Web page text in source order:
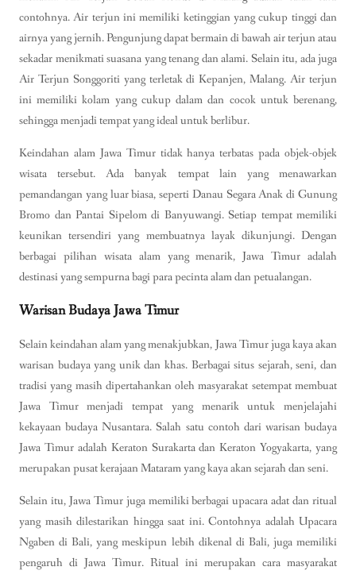
contohnya. Air terjun ini memiliki ketinggian yang cukup tinggi dan
airnya yang jernih. Pengunjung dapat bermain di bawah air terjun atau
sekadar menikmati suasana yang tenang dan alami. Selain itu, ada juga
Air Terjun Songgoriti yang terletak di Kepanjen, Malang. Air terjun
ini memiliki kolam yang cukup dalam dan cocok untuk berenang,
sehingga menjadi tempat yang ideal untuk berlibur.
Keindahan alam Jawa Timur tidak hanya terbatas pada objek-objek
wisata tersebut. Ada banyak tempat lain yang menawarkan
pemandangan yang luar biasa, seperti Danau Segara Anak di Gunung
Bromo dan Pantai Sipelom di Banyuwangi. Setiap tempat memiliki
keunikan tersendiri yang membuatnya layak dikunjungi. Dengan
berbagai pilihan wisata alam yang menarik, Jawa Timur adalah
destinasi yang sempurna bagi para pecinta alam dan petualangan.
Warisan Budaya Jawa Timur
Selain keindahan alam yang menakjubkan, Jawa Timur juga kaya akan
warisan budaya yang unik dan khas. Berbagai situs sejarah, seni, dan
tradisi yang masih dipertahankan oleh masyarakat setempat membuat
Jawa Timur menjadi tempat yang menarik untuk menjelajahi
kekayaan budaya Nusantara. Salah satu contoh dari warisan budaya
Jawa Timur adalah Keraton Surakarta dan Keraton Yogyakarta, yang
merupakan pusat kerajaan Mataram yang kaya akan sejarah dan seni.
Selain itu, Jawa Timur juga memiliki berbagai upacara adat dan ritual
yang masih dilestarikan hingga saat ini. Contohnya adalah Upacara
Ngaben di Bali, yang meskipun lebih dikenal di Bali, juga memiliki
pengaruh di Jawa Timur. Ritual ini merupakan cara masyarakat